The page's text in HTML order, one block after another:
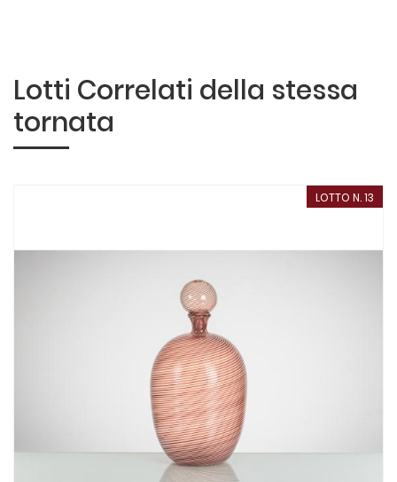
Lotti Correlati della stessa
tornata
LOTTO N. 13